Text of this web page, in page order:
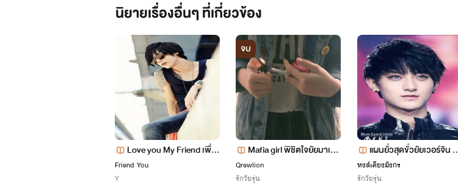
นิยายเรื่องอื่นๆ ที่เกี่ยวข้อง
Love you My Friend เพื่อ
นร้าย เพื่อน(สุดที่)รัก
Friend You
Y
จบ
Mafia girl พิชิตใจยัยมาเฟีย
แอ๊บใส
Qrewlion
รักวัยรุ่น
แผนยั่วสุดขั่วยัยเวอร์จิน D
&T
หงส์เคียงมังกร
รักวัยรุ่น